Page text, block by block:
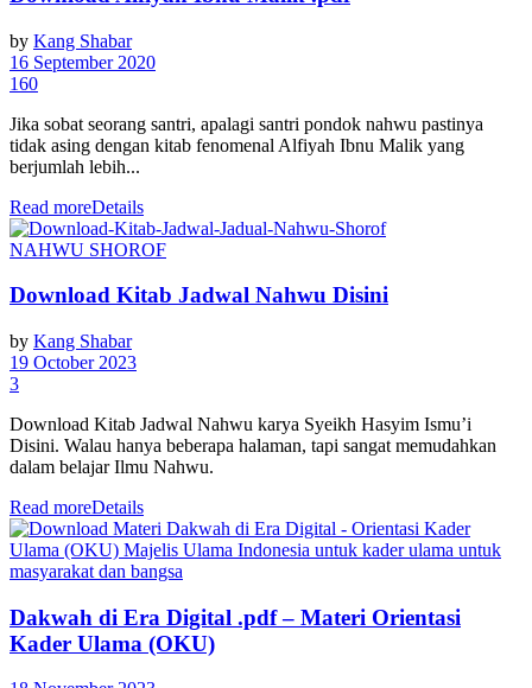
by Kang Shabar
16 September 2020
160
Jika sobat seorang santri, apalagi santri pondok nahwu pastinya
tidak asing dengan kitab fenomenal Alfiyah Ibnu Malik yang
berjumlah lebih...
Read moreDetails
NAHWU SHOROF
Download Kitab Jadwal Nahwu Disini
by Kang Shabar
19 October 2023
3
Download Kitab Jadwal Nahwu karya Syeikh Hasyim Ismu’i
Disini. Walau hanya beberapa halaman, tapi sangat memudahkan
dalam belajar Ilmu Nahwu.
Read moreDetails
Dakwah di Era Digital .pdf – Materi Orientasi
Kader Ulama (OKU)